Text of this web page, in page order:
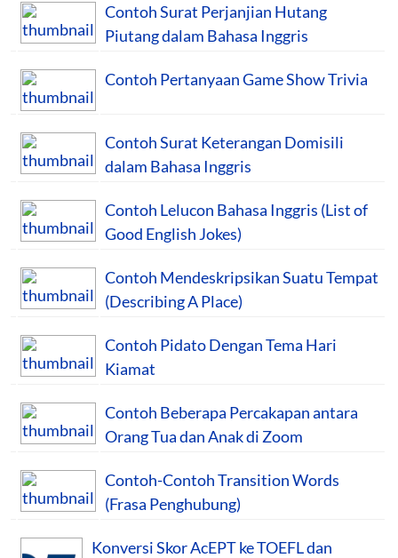
Contoh Surat Perjanjian Hutang
Piutang dalam Bahasa Inggris
Contoh Pertanyaan Game Show Trivia
Contoh Surat Keterangan Domisili
dalam Bahasa Inggris
Contoh Lelucon Bahasa Inggris (List of
Good English Jokes)
Contoh Mendeskripsikan Suatu Tempat
(Describing A Place)
Contoh Pidato Dengan Tema Hari
Kiamat
Contoh Beberapa Percakapan antara
Orang Tua dan Anak di Zoom
Contoh-Contoh Transition Words
(Frasa Penghubung)
Konversi Skor AcEPT ke TOEFL dan